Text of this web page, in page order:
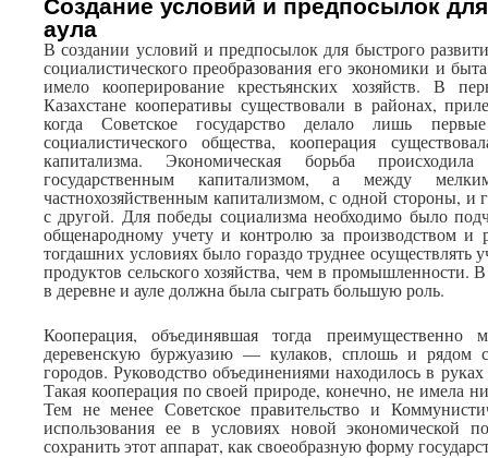
аула
В создании условий и предпосылок для быстрого
социалистического преобразования его экономики и
имело кооперирование крестьянских хозяйств. В
Казахстане кооперативы существовали в районах,
когда Советское государство делало лишь
социалистического общества, кооперация
капитализма. Экономическая борьба
государственным капитализмом, а между
частнохозяйственным капитализмом, с одной стороны,
с другой. Для победы социализма необходимо было
общенародному учету и контролю за производством и
тогдашних условиях было гораздо труднее осуществлять
продуктов сельского хозяйства, чем в промышленности.
в деревне и ауле должна была сыграть большую роль.
Кооперация, объединявшая тогда преимущественно
деревенскую буржуазию — кулаков, сплошь и рядом
городов. Руководство объединениями находилось в
Такая кооперация по своей природе, конечно, не имела
Тем не менее Советское правительство и
использования ее в условиях новой экономической
сохранить этот аппарат, как своеобразную форму